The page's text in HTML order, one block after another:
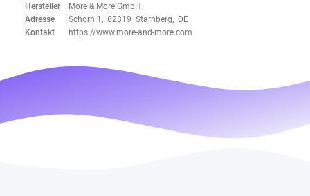
Hersteller
More & More GmbH
Adresse
Schorn 1, 82319 Starnberg, DE
Kontakt
https://www.more-and-more.com